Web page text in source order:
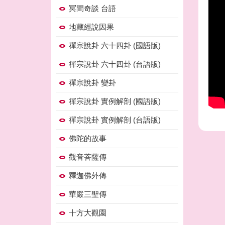
冥間奇談 台語
地藏經說因果
禪宗說卦 六十四卦 (國語版)
禪宗說卦 六十四卦 (台語版)
禪宗說卦 變卦
禪宗說卦 實例解剖 (國語版)
禪宗說卦 實例解剖 (台語版)
佛陀的故事
觀音菩薩傳
釋迦佛外傳
華嚴三聖傳
十方大觀園